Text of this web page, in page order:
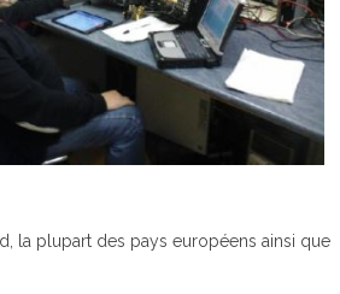
la plupart des pays européens ainsi que